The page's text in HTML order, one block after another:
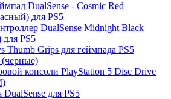
DualSense - Cosmic Red
для PS5
DualSense Midnight Black
для PS5
Thumb Grips для геймпада PS5
(черные)
консоли PlayStation 5 Disc Drive
DualSense для PS5